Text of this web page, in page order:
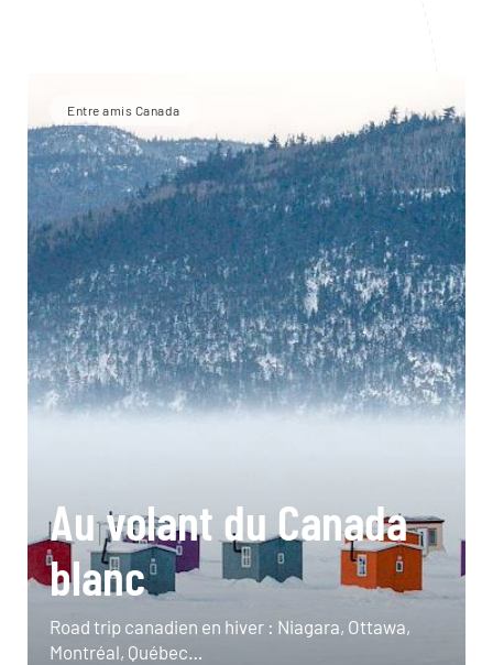
Entre amis Canada
Au volant du Canada
blanc
Road trip canadien en hiver : Niagara, Ottawa,
Montréal, Québec…